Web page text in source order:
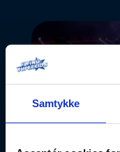
Samtykke
I 2022 fyldte